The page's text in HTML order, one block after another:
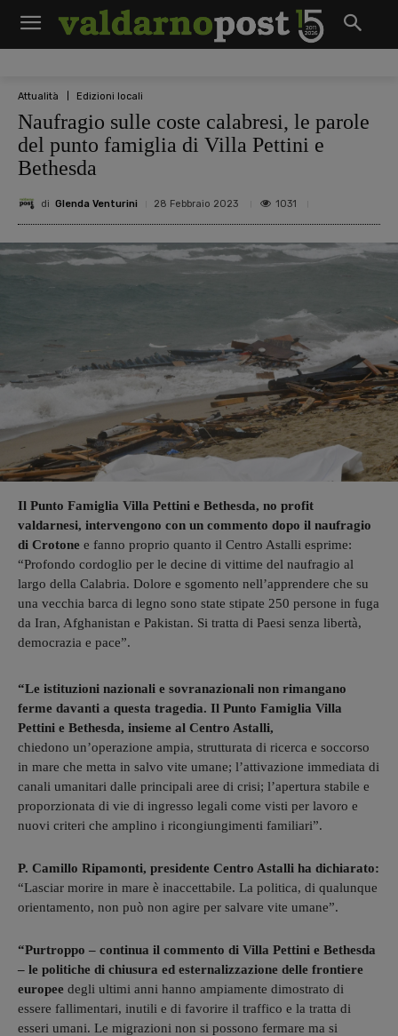
Attualità Edizioni locali
Naufragio sulle coste calabresi, le parole
del punto famiglia di Villa Pettini e
Bethesda
di Glenda Venturini 28 Febbraio 2023 1031
Il Punto Famiglia Villa Pettini e Bethesda, no profit
valdarnesi, intervengono con un commento dopo il naufragio
di Crotone e fanno proprio quanto il Centro Astalli esprime:
“Profondo cordoglio per le decine di vittime del naufragio al
largo della Calabria. Dolore e sgomento nell’apprendere che su
una vecchia barca di legno sono state stipate 250 persone in fuga
da Iran, Afghanistan e Pakistan. Si tratta di Paesi senza libertà,
democrazia e pace”.
“Le istituzioni nazionali e sovranazionali non rimangano
ferme davanti a questa tragedia. Il Punto Famiglia Villa
Pettini e Bethesda, insieme al Centro Astalli,
chiedono un’operazione ampia, strutturata di ricerca e soccorso
in mare che metta in salvo vite umane; l’attivazione immediata di
canali umanitari dalle principali aree di crisi; l’apertura stabile e
proporzionata di vie di ingresso legali come visti per lavoro e
nuovi criteri che amplino i ricongiungimenti familiari”.
P. Camillo Ripamonti, presidente Centro Astalli ha dichiarato:
“Lasciar morire in mare è inaccettabile. La politica, di qualunque
orientamento, non può non agire per salvare vite umane”.
“Purtroppo – continua il commento di Villa Pettini e Bethesda
– le politiche di chiusura ed esternalizzazione delle frontiere
europee degli ultimi anni hanno ampiamente dimostrato di
essere fallimentari, inutili e di favorire il traffico e la tratta di
esseri umani. Le migrazioni non si possono fermare ma si